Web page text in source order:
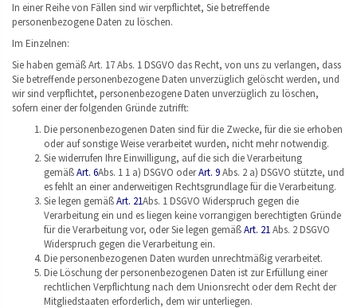
In einer Reihe von Fällen sind wir verpflichtet, Sie betreffende
personenbezogene Daten zu löschen.
Im Einzelnen:
Sie haben gemäß Art. 17 Abs. 1 DSGVO das Recht, von uns zu verlangen, dass
Sie betreffende personenbezogene Daten unverzüglich gelöscht werden, und
wir sind verpflichtet, personenbezogene Daten unverzüglich zu löschen,
sofern einer der folgenden Gründe zutrifft:
Die personenbezogenen Daten sind für die Zwecke, für die sie erhoben
oder auf sonstige Weise verarbeitet wurden, nicht mehr notwendig.
Sie widerrufen Ihre Einwilligung, auf die sich die Verarbeitung
gemäßArt. 6Abs. 1 1 a) DSGVO oderArt. 9Abs. 2 a) DSGVO stützte, und
es fehlt an einer anderweitigen Rechtsgrundlage für die Verarbeitung.
Sie legen gemäßArt. 21Abs. 1 DSGVO Widerspruch gegen die
Verarbeitung ein und es liegen keine vorrangigen berechtigten Gründe
für die Verarbeitung vor, oder Sie legen gemäßArt. 21Abs. 2 DSGVO
Widerspruch gegen die Verarbeitung ein.
Die personenbezogenen Daten wurden unrechtmäßig verarbeitet.
Die Löschung der personenbezogenen Daten ist zur Erfüllung einer
rechtlichen Verpflichtung nach dem Unionsrecht oder dem Recht der
Mitgliedstaaten erforderlich, dem wir unterliegen.